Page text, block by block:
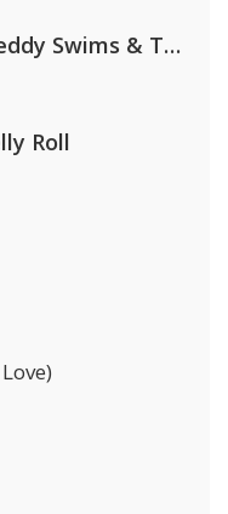
David Guetta, Teddy Swims & Tones And I
Roll